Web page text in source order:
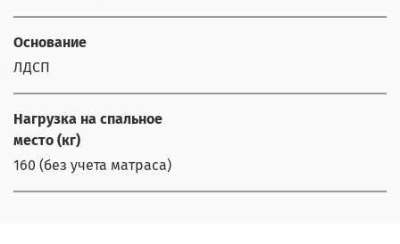
Основание
ЛДСП
Нагрузка на спальное
место (кг)
160 (без учета матраса)